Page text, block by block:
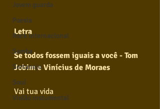
Jovem guarda
Poesia
Rock internacional
Samba
Sertanejo
Soul
Violão instumental
Letra
Se todos fossem iguais a você - Tom
Jobim e Vinícius de Moraes
Vai tua vida